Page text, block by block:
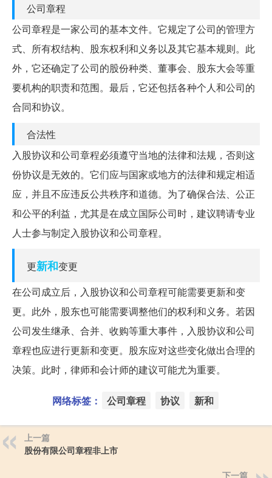
公司章程
公司章程是一家公司的基本文件。它规定了公司的管理方
式、所有权结构、股东权利和义务以及其它基本规则。此
外，它还确定了公司的股份种类、董事会、股东大会等重
要机构的职责和范围。最后，它还包括各种个人和公司的
合同和协议。
合法性
入股协议和公司章程必须遵守当地的法律和法规，否则这
份协议是无效的。它们应与国家或地方的法律和规定相适
应，并且不应违反公共秩序和道德。为了确保合法、公正
和公平的利益，尤其是在成立国际公司时，建议聘请专业
人士参与制定入股协议和公司章程。
更新和变更
在公司成立后，入股协议和公司章程可能需要更新和变
更。此外，股东也可能需要调整他们的权利和义务。若因
公司发生继承、合并、收购等重大事件，入股协议和公司
章程也应进行更新和变更。股东应对这些变化做出合理的
决策。此时，律师和会计师的建议可能尤为重要。
网络标签： 公司章程 协议 新和
上一篇
股份有限公司章程非上市
下一篇